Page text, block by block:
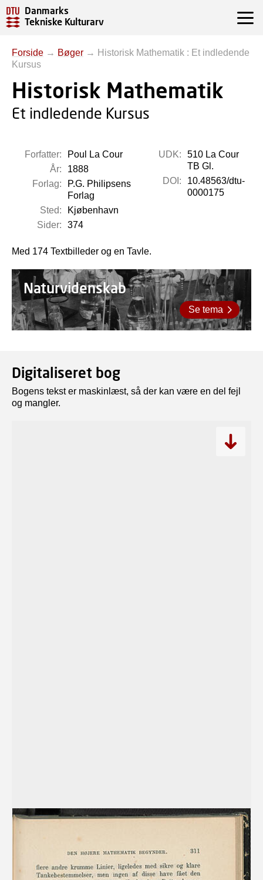
Danmarks
Tekniske Kulturarv
Forside → Bøger → Historisk Mathematik : Et indledende
Kursus
Historisk Mathematik
Et indledende Kursus
Forfatter:
Poul La Cour
År:
1888
Forlag:
P.G. Philipsens
Forlag
Sted:
Kjøbenhavn
Sider:
374
UDK:
510 La Cour
TB Gl.
DOI:
10.48563/dtu-
0000175
Med 174 Textbilleder og en Tavle.
Naturvidenskab
Se tema
Digitaliseret bog
Bogens tekst er maskinlæst, så der kan være en del fejl
og mangler.